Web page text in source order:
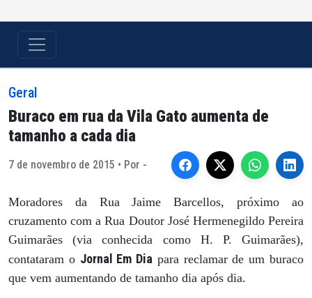
Geral
Buraco em rua da Vila Gato aumenta de
tamanho a cada dia
7 de novembro de 2015 • Por -
Moradores da Rua Jaime Barcellos, próximo ao
cruzamento com a Rua Doutor José Hermenegildo Pereira
Guimarães (via conhecida como H. P. Guimarães),
contataram o Jornal Em Dia para reclamar de um buraco
que vem aumentando de tamanho dia após dia.